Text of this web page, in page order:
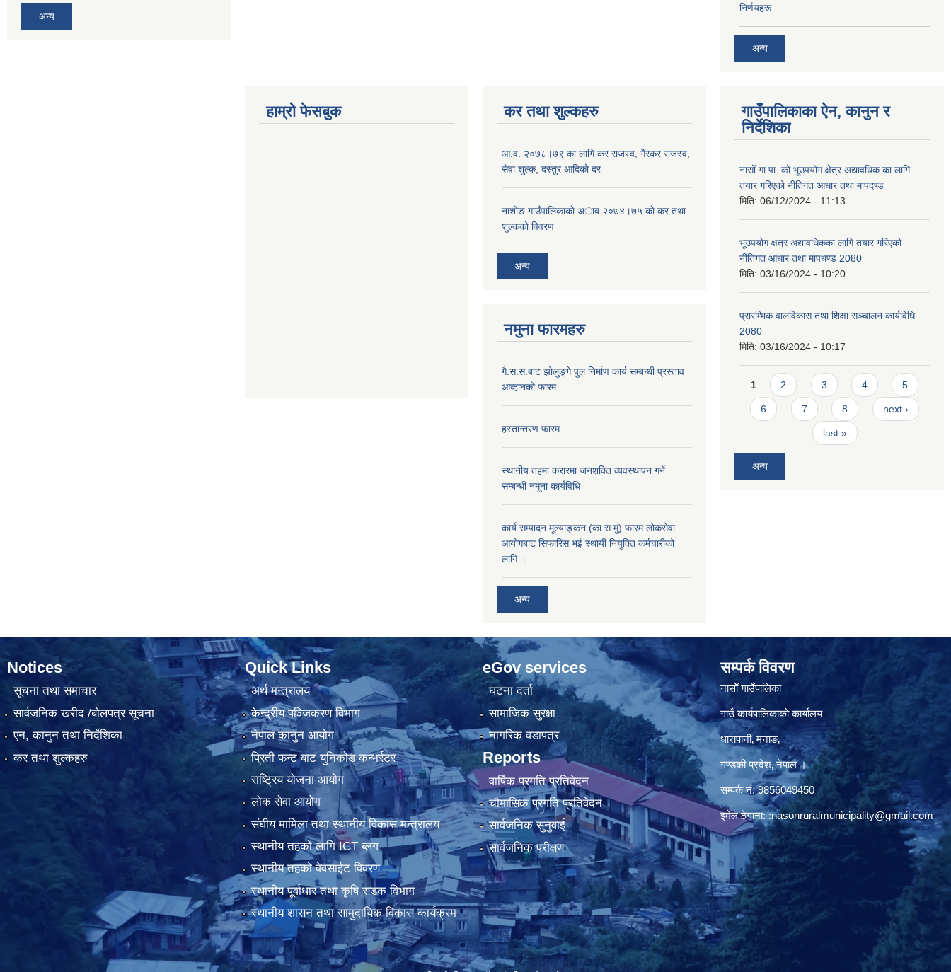
अन्य
निर्णयहरू
अन्य
हाम्रो फेसबुक कर तथा शुल्कहरु
आ‍.व. २०७८।७९ का लागि कर राजस्व, गैरकर राजस्व,
सेवा शुल्क, दस्तुर आदिको दर
नाशोङ गाउँपालिकाकाे अा‍ब‍ २०७४।७५ काे कर तथा
शुल्ककाे विवरण
अन्य
नमुना फारमहरु
गै.स.स.बाट झोलुङ्गे पुल निर्माण कार्य सम्बन्धी प्रस्ताव
आव्हानको फारम
हस्तान्तरण फारम
स्थानीय तहमा करारमा जनशक्ति व्यवस्थापन गर्ने
सम्बन्धी नमूना कार्यविधि
कार्य सम्पादन मूल्याङ्कन (का.स.मु) फारम लोकसेवा
आयोगबाट सिफारिस भई स्थायी नियुक्ति कर्मचारीको
लागि ।
अन्य
गाउँपालिकाका ऐन, कानुन र
निर्देशिका
नासोँ गा.पा. को भूउपयोग क्षेत्र अद्यावधिक का लागि
तयार गरिएको नीतिगत आधार तथा मापदण्ड
मिति: 06/12/2024 - 11:13
भूउपयोग क्षत्र अद्यावधिकका लागि तयार गरिएको
नीतिगत आधार तथा मापधण्ड 2080
मिति: 03/16/2024 - 10:20
प्रारम्भिक वालविकास तथा शिक्षा सञ्चालन कार्यविधि
2080
मिति: 03/16/2024 - 10:17
Pages
1 2 3 4 5
6 7 8 next ›
last »
अन्य
Notices
सूचना तथा समाचार
सार्वजनिक खरीद /बोलपत्र सूचना
एन, कानुन तथा निर्देशिका
कर तथा शुल्कहरु
Quick Links
अर्थ मन्त्रालय
केन्द्रीय पञ्जिकरण विभाग
नेपाल कानुन आयोग
प्रिती फन्ट बाट युनिकोड कन्भर्रटर
राष्ट्रिय योजना आयोग
लोक सेवा आयोग
संघीय मामिला तथा स्थानीय विकास मन्त्रालय
स्थानीय तहको लागि ICT ब्लग
स्थानीय तहको वेवसाईट विवरण
स्थानीय पूर्वाधार तथा कृषि सडक विभाग
स्थानीय शासन तथा सामुदायिक विकास कार्यक्रम
eGov services
घटना दर्ता
सामाजिक सुरक्षा
नागरिक वडापत्र
Reports
वार्षिक प्रगति प्रतिवेदन
चौमासिक प्रगति प्रतिवेदन
सार्वजनिक सुनुवाई
सार्वजनिक परीक्षण
सम्पर्क विवरण
नासाेँ गाउँपालिका
गाउँ कार्यपालिकाकाे कार्यालय
धारापानी‚ मनाङ‚
गण्डकी प्रदेश‚ नेपाल ।
सम्पर्क न‌ं‍: 9856049450
इमेल ठेगाना::nasonruralmunicipality@gmail.com